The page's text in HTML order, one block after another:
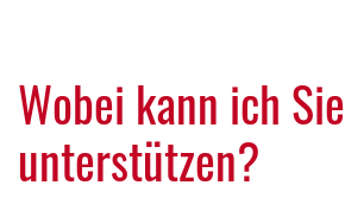
Wobei kann ich Sie
unterstützen?